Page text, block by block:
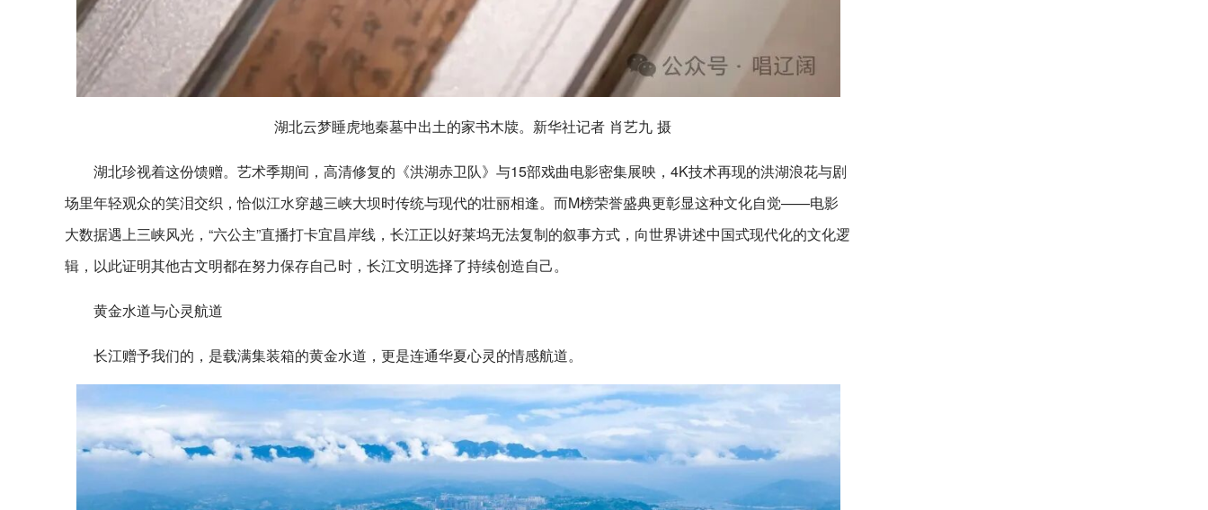
湖北云梦睡虎地秦墓中出土的家书木牍。新华社记者 肖艺九 摄
湖北珍视着这份馈赠。艺术季期间，高清修复的《洪湖赤卫队》与15部戏曲电影密集展映，4K技术再现的洪湖浪花与剧
场里年轻观众的笑泪交织，恰似江水穿越三峡大坝时传统与现代的壮丽相逢。而M榜荣誉盛典更彰显这种文化自觉——电影
大数据遇上三峡风光，“六公主”直播打卡宜昌岸线，长江正以好莱坞无法复制的叙事方式，向世界讲述中国式现代化的文化逻
辑，以此证明其他古文明都在努力保存自己时，长江文明选择了持续创造自己。
黄金水道与心灵航道
长江赠予我们的，是载满集装箱的黄金水道，更是连通华夏心灵的情感航道。